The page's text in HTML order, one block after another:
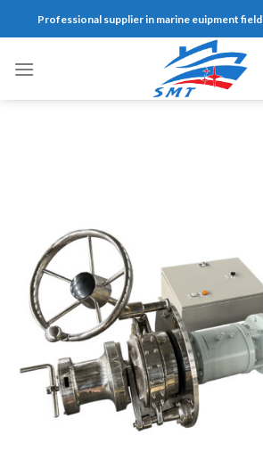
Professional supplier in marine euipment field